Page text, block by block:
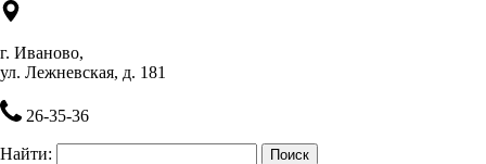
г. Иваново,
ул. Лежневская, д. 181
26-35-36
Найти: